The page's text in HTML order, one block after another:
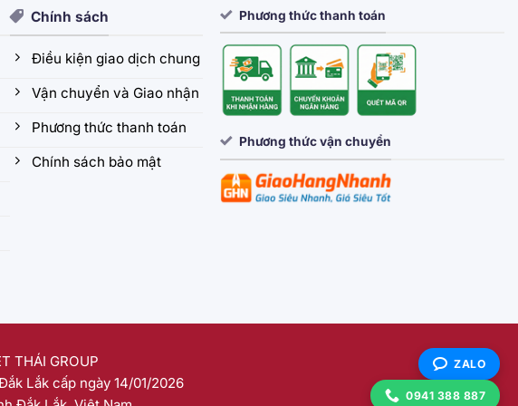
Chính sách
Điều kiện giao dịch chung
Vận chuyển và Giao nhận
Phương thức thanh toán
Chính sách bảo mật
Phương thức thanh toán
Phương thức vận chuyển
THÁI GROUP
Lắk cấp ngày 14/01/2026
ZALO
0941 388 887